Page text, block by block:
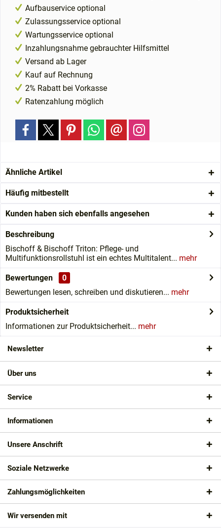
Aufbauservice optional
Zulassungsservice optional
Wartungsservice optional
Inzahlungsnahme gebrauchter Hilfsmittel
Versand ab Lager
Kauf auf Rechnung
2% Rabatt bei Vorkasse
Ratenzahlung möglich
Ähnliche Artikel
Häufig mitbestellt
Kunden haben sich ebenfalls angesehen
Beschreibung
Bischoff & Bischoff Triton: Pflege- und
Multifunktionsrollstuhl ist ein echtes Multitalent... mehr
Bewertungen
0
Bewertungen lesen, schreiben und diskutieren... mehr
Produktsicherheit
Informationen zur Produktsicherheit... mehr
Newsletter
Über uns
Service
Informationen
Unsere Anschrift
Soziale Netzwerke
Zahlungsmöglichkeiten
Wir versenden mit